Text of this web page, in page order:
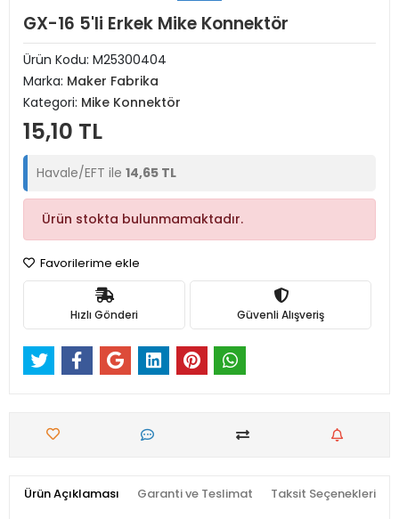
GX-16 5'li Erkek Mike Konnektör
Ürün Kodu: M25300404
Marka: Maker Fabrika
Kategori: Mike Konnektör
15,10 TL
Havale/EFT ile 14,65 TL
Ürün stokta bulunmamaktadır.
Favorilerime ekle
Hızlı Gönderi Güvenli Alışveriş
Ürün Açıklaması Garanti ve Teslimat Taksit Seçenekleri